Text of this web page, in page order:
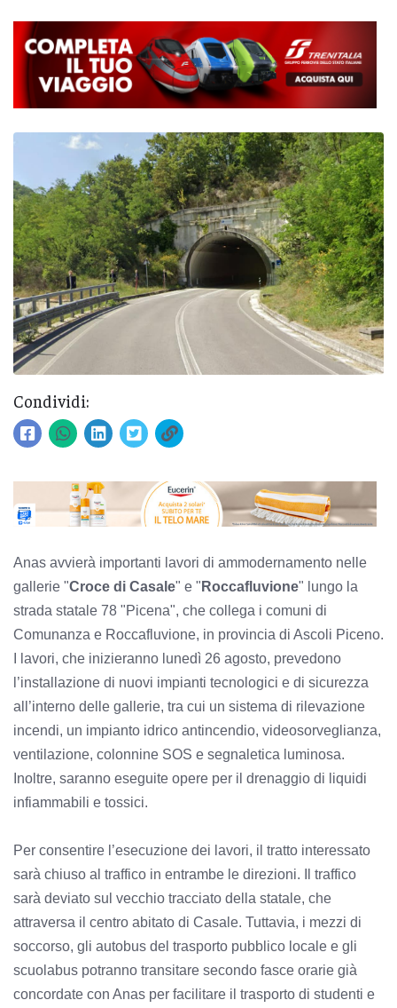
Condividi:
Anas avvierà importanti lavori di ammodernamento nelle
gallerie "Croce di Casale" e " Roccafluvione" lungo la
strada statale 78 "Picena", che collega i comuni di
Comunanza e Roccafluvione, in provincia di Ascoli Piceno.
I lavori, che inizieranno lunedì 26 agosto, prevedono
l’installazione di nuovi impianti tecnologici e di sicurezza
all’interno delle gallerie, tra cui un sistema di rilevazione
incendi, un impianto idrico antincendio, videosorveglianza,
ventilazione, colonnine SOS e segnaletica luminosa.
Inoltre, saranno eseguite opere per il drenaggio di liquidi
infiammabili e tossici.
Per consentire l’esecuzione dei lavori, il tratto interessato
sarà chiuso al traffico in entrambe le direzioni. Il traffico
sarà deviato sul vecchio tracciato della statale, che
attraversa il centro abitato di Casale. Tuttavia, i mezzi di
soccorso, gli autobus del trasporto pubblico locale e gli
scuolabus potranno transitare secondo fasce orarie già
concordate con Anas per facilitare il trasporto di studenti e